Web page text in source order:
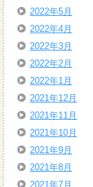
2022年5月
2022年4月
2022年3月
2022年2月
2022年1月
2021年12月
2021年11月
2021年10月
2021年9月
2021年8月
2021年7月